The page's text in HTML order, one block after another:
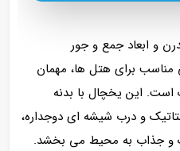
و ابعاد جمع‌ و جور
مناسب برای هتل‌ ها، مهمان‌
است. این یخچال با بدنه
و درب شیشه‌ ای دوجداره،
و جذاب به محیط می‌ بخشد.